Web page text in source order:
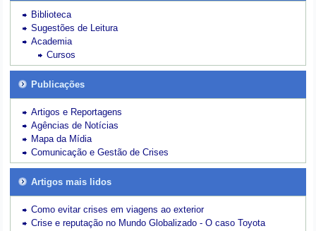
Biblioteca
Sugestões de Leitura
Academia
Cursos
Publicações
Artigos e Reportagens
Agências de Notícias
Mapa da Mídia
Comunicação e Gestão de Crises
Artigos mais lidos
Como evitar crises em viagens ao exterior
Crise e reputação no Mundo Globalizado - O caso Toyota